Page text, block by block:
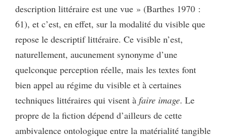
description littéraire est une vue » (Barthes 1970 :
61), et c’est, en effet, sur la modalité du visible que
repose le descriptif littéraire. Ce visible n’est,
naturellement, aucunement synonyme d’une
quelconque perception réelle, mais les textes font
bien appel au régime du visible et à certaines
techniques littéraires qui visent à faire image. Le
propre de la fiction dépend d’ailleurs de cette
ambivalence ontologique entre la matérialité tangible